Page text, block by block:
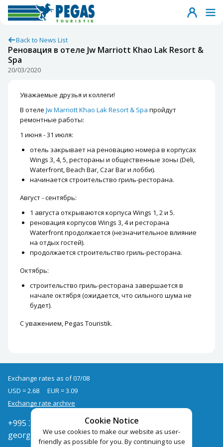
Back to News List
Реновация в отеле Jw Marriott Khao Lak Resort &
Spa
20/03/2020
Уважаемые друзья и коллеги!
В отеле Jw Marriott Khao Lak Resort & Spa пройдут
ремонтные работы:
1 июня - 31 июля:
отель закрывает на реновацию номера в корпусах
Wings 3, 4, 5, рестораны и общественные зоны (Deli,
Waterfront, Beach Bar, Czar Bar и лобби).
начинается строительство гриль-ресторана.
Август - сентябрь:
1 августа открываются корпуса Wings 1, 2 и 5.
реновация корпусов Wings 3, 4 и ресторана
Waterfront продолжается (незначительное влияние
на отдых гостей).
продолжается строительство гриль-ресторана.
Октябрь:
строительство гриль-ресторана завершается в
начале октября (ожидается, что сильного шума не
будет).
С уважением, Pegas Touristik.
Cookie Notice
We use cookies to make our website as user-
friendly as possible for you. By continuing to use
Exchange rates as of 07/08
USD = 2.68
EUR = 3.09
Exchange rate archive
+995 322050666
georgia@pegast.ge